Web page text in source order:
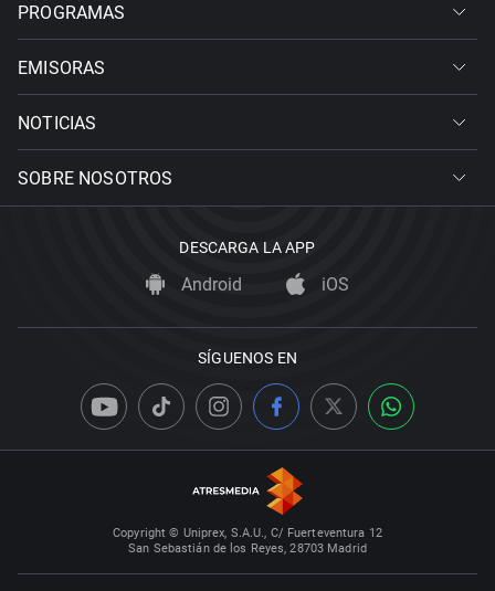
PROGRAMAS
EMISORAS
NOTICIAS
SOBRE NOSOTROS
DESCARGA LA APP
Android iOS
SÍGUENOS EN
Copyright © Uniprex, S.A.U., C/ Fuerteventura 12
San Sebastián de los Reyes, 28703 Madrid